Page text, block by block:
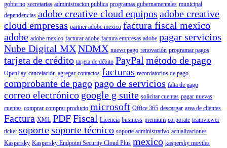
gobierno secretarias administracion publica programas gubernamentales municipal
dependencias adobe creative cloud equipos adobe creative
cloud empresas partner adobe mexico factura fiscal mexico
adobe adobe mexico facturar adobe factura empresas adobe pagar servicios
Nube Digital MXNDMX nuevo pago renovación programar pagos
tarjeta de crédito tarjeta de débito PayPal método de pago
OpenPay cancelación agregar contactos facturas recordatorios de pago
comprobante de pagopago de servicios falta de pago
correo electrónico google g suite solicitar cuentas pagar nuevas
cuentas comprar comprar producto microsoft Office 365 descargar area de clientes
Factura XML PDFFiscal Licencia business premium corporate teamviewer
ticket soportesoporte técnico soporte administrativo actualizaciones
Kaspersky Kaspersky Endpoint Security Cloud Plus mexico kaspersky moviles